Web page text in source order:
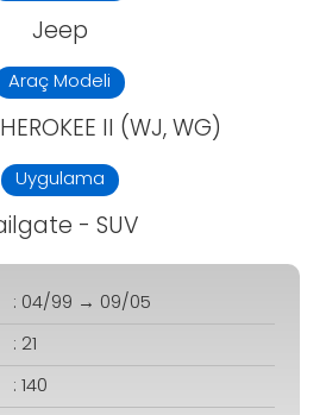
Jeep
Araç Modeli
II (WJ, WG)
Uygulama
- SUV
: 04/99 → 09/05
: 21
: 140